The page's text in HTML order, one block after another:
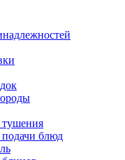
тушения
подачи блюд